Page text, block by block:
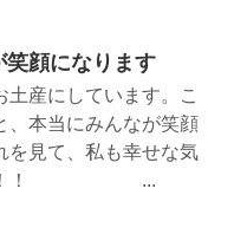
顔になります
土産にしています。こ
、本当にみんなが笑顔
を見て、私も幸せな気
す！！ ...